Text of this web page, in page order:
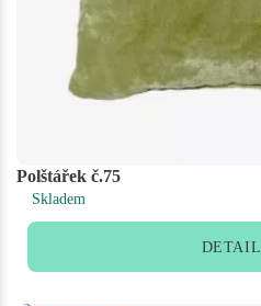
Polštářek č.75
Skladem
DETAIL